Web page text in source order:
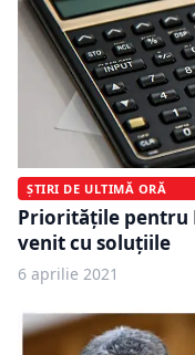
ȘTIRI DE ULTIMĂ ORĂ
Priorităţile pentru
venit cu soluțiile
6 aprilie 2021